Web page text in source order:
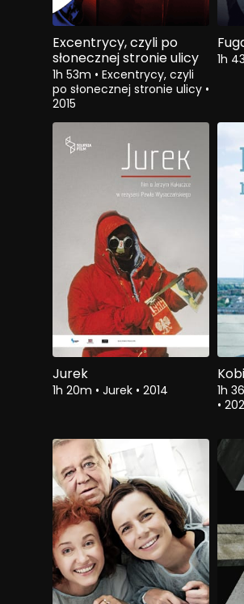
Excentrycy, czyli po
słonecznej stronie ulicy
1h 53m • Excentrycy, czyli
po słonecznej stronie ulicy •
2015
1h
Jurek
1h 20m • Jurek • 2014 1h
•